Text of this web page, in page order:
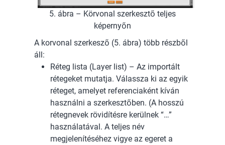
5. ábra – Körvonal szerkesztő teljes
képernyőn
A korvonal szerkesző (5. ábra) több részből
áll:
Réteg lista (Layer list) – Az importált
rétegeket mutatja. Válassza ki az egyik
réteget, amelyet referenciaként kíván
használni a szerkesztőben. (A hosszú
rétegnevek rövidítésre kerülnek “…”
használatával. A teljes név
megjelenítéséhez vigye az egeret a